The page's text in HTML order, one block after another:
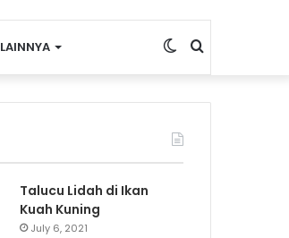
LAINNYA Search
for
Switch
skin
Talucu Lidah di Ikan
Kuah Kuning
July 6, 2021